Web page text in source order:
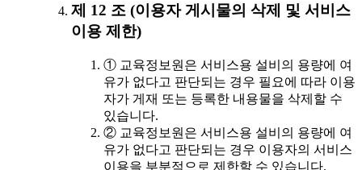
제 12 조 (이용자 게시물의 삭제 및 서비스
이용 제한)
① 교육정보원은 서비스용 설비의 용량에 여
유가 없다고 판단되는 경우 필요에 따라 이용
자가 게재 또는 등록한 내용물을 삭제할 수
있습니다.
② 교육정보원은 서비스용 설비의 용량에 여
유가 없다고 판단되는 경우 이용자의 서비스
이용을 부분적으로 제한할 수 있습니다.